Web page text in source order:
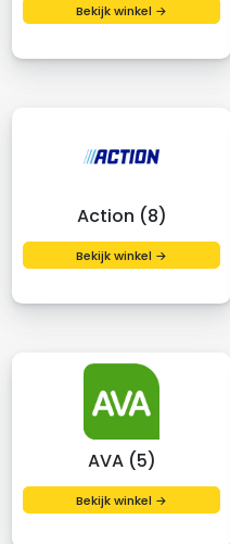
Bekijk winkel →
Action (8)
Bekijk winkel →
AVA (5)
Bekijk winkel →